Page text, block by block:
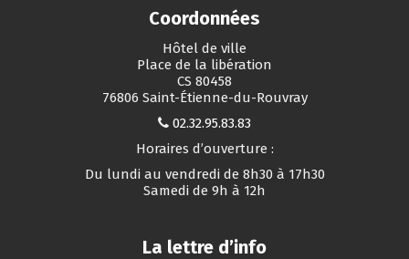
Coordonnées
Hôtel de ville
Place de la libération
CS 80458
76806 Saint-Étienne-du-Rouvray
02.32.95.83.83
Horaires d’ouverture :
Du lundi au vendredi de 8h30 à 17h30
Samedi de 9h à 12h
La lettre d’info